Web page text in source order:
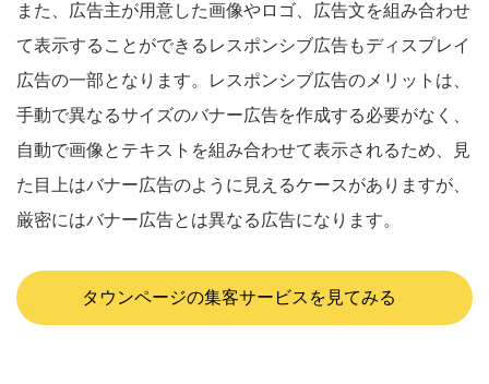
また、広告主が用意した画像やロゴ、広告文を組み合わせ
て表示することができるレスポンシブ広告もディスプレイ
広告の一部となります。レスポンシブ広告のメリットは、
手動で異なるサイズのバナー広告を作成する必要がなく、
自動で画像とテキストを組み合わせて表示されるため、見
た目上はバナー広告のように見えるケースがありますが、
厳密にはバナー広告とは異なる広告になります。
タウンページの集客サービスを見てみる